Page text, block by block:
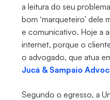
a leitura do seu
bom ‘marqueteiro’ dele
e comunicativo. Hoje a
internet, porque o
o advogado, que atua
Jucá & Sampaio
Segundo o egresso, a